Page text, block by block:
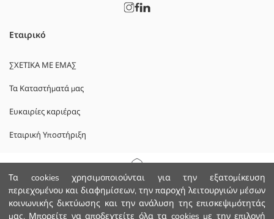
Τα cookies χρησιμοποιούνται για την εξατομίκευση
περιεχομένου και διαφημίσεων, την παροχή λειτουργιών μέσων
κοινωνικής δικτύωσης και την ανάλυση της επισκεψιμότητάς
μας. Μπορείτε να αποδεχτείτε όλα τα cookies με την επιλογή
Αρχική Σελίδα
Κατηγορίες
Εταιρικό
ΣΧΕΤΙΚΑ ΜΕ ΕΜΑΣ
Τα Καταστήματά μας
Ευκαιρίες καριέρας
Εταιρική Υποστήριξη
Πολιτική Απορρήτου και Ασφάλειας Δεδομένων